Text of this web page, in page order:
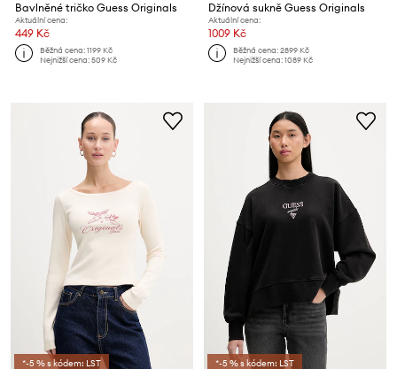
Bavlněné tričko Guess Originals
Aktuální cena:
449 Kč
Běžná cena:1199 Kč
Nejnižší cena:509 Kč
Džínová sukně Guess Originals
Aktuální cena:
1009 Kč
Běžná cena:2899 Kč
Nejnižší cena:1089 Kč
*-5 % s kódem: LST *-5 % s kódem: LST